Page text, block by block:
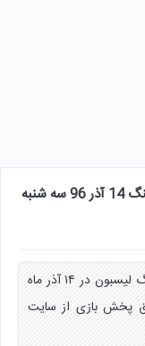
پخش آنلاین اینترنتی بازی بارسلونا و اسپورتینگ لیسبون در ۱۴ آذر ماه
دقیق پخش بازی از سایت